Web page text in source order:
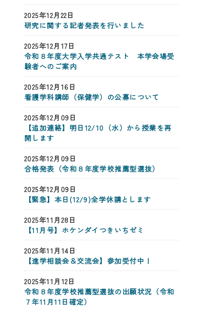
2025年12月22日
研究に関する記者発表を行いました
2025年12月17日
令和８年度大学入学共通テスト 本学会場受
験者へのご案内
2025年12月16日
看護学科講師（保健学）の公募について
2025年12月09日
【追加連絡】明日12/10（水）から授業を再
開します
2025年12月09日
合格発表（令和８年度学校推薦型選抜）
2025年12月09日
【緊急】本日(12/9)全学休講とします
2025年11月28日
【11月号】ホケンダイつきいちゼミ
2025年11月14日
【進学相談会＆交流会】参加受付中！
2025年11月12日
令和８年度学校推薦型選抜の出願状況（令和
７年11月11日確定）